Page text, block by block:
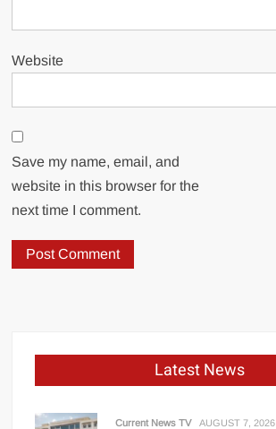
Website
Save my name, email, and
website in this browser for the
next time I comment.
Latest News
Current News TV AUGUST 7, 2026